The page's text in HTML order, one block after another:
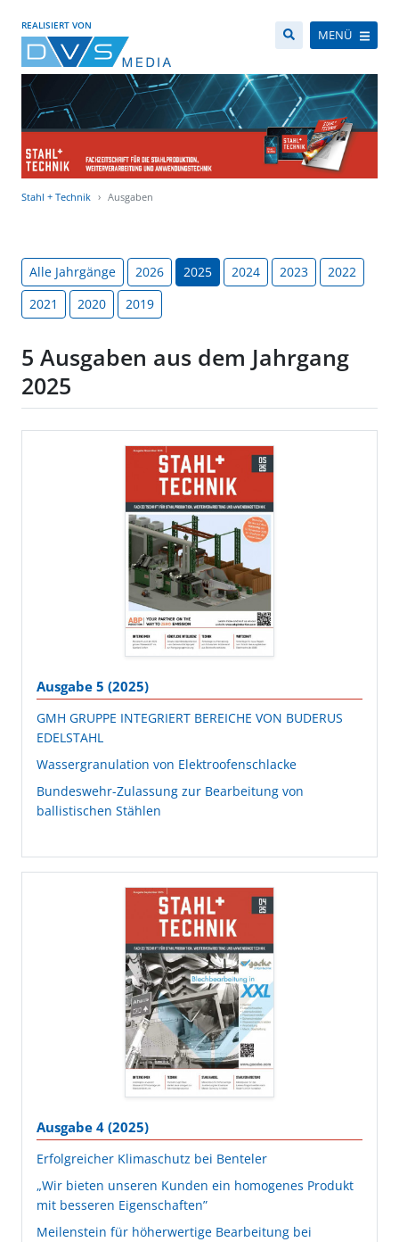
REALISIERT VON
MENÜ
Stahl + Technik Ausgaben
Alle Jahrgänge 2026 2025 2024 2023
2022
2021
2020 2019
5 Ausgaben aus dem Jahrgang
2025
Ausgabe 5 (2025)
GMH GRUPPE INTEGRIERT BEREICHE VON BUDERUS
EDELSTAHL
Wassergranulation von Elektroofenschlacke
Bundeswehr-Zulassung zur Bearbeitung von
ballistischen Stählen
Ausgabe 4 (2025)
Erfolgreicher Klimaschutz bei Benteler
„Wir bieten unseren Kunden ein homogenes Produkt
mit besseren Eigenschaften”
Meilenstein für höherwertige Bearbeitung bei